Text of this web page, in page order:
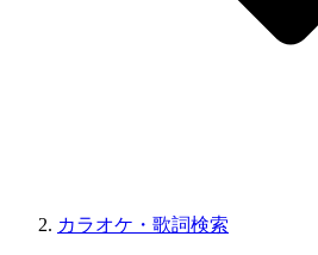
カラオケ・歌詞検索